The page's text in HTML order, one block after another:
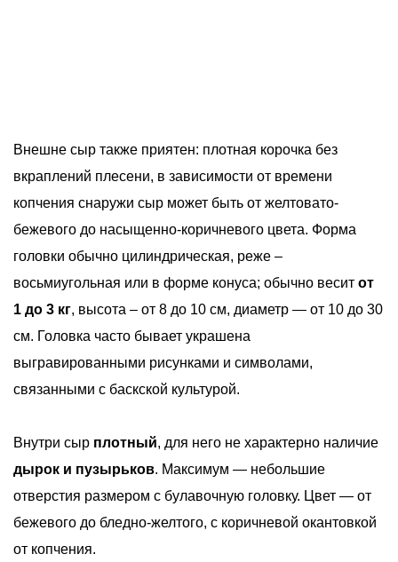
Внешне сыр также приятен: плотная корочка без
вкраплений плесени, в зависимости от времени
копчения снаружи сыр может быть от желтовато-
бежевого до насыщенно-коричневого цвета. Форма
головки обычно цилиндрическая, реже –
восьмиугольная или в форме конуса; обычно весит от
1 до 3 кг, высота – от 8 до 10 см, диаметр — от 10 до 30
см. Головка часто бывает украшена
выгравированными рисунками и символами,
связанными с баскской культурой.
Внутри сыр плотный, для него не характерно наличие
дырок и пузырьков. Максимум — небольшие
отверстия размером с булавочную головку. Цвет — от
бежевого до бледно-желтого, с коричневой окантовкой
от копчения.